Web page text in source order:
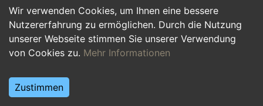
Wir verwenden Cookies, um Ihnen eine bessere
Nutzererfahrung zu ermöglichen. Durch die Nutzung
unserer Webseite stimmen Sie unserer Verwendung
von Cookies zu. Mehr Informationen
Zustimmen
jobsimhomeoffice.de genau richtig! Hier findest
du zahlreiche Ausbildungsplätze, Praktika und
Jobs, die komplett oder teilweise im Homeoffice
erledigt werden können – von IT über Marketing
Starte deine Karriere im Homeoffice und gestalte
deinen Arbeitsalltag nach deinen Vorstellungen!